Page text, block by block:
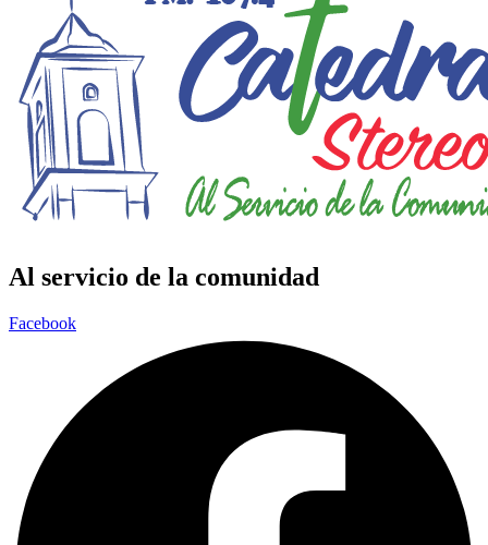
Al servicio de la comunidad
Facebook